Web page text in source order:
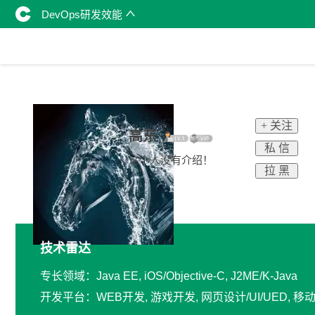
DevOps研发效能
高东
这个人没有介绍！
+ 关注
私 信
拉 黑
技术雷达
专长领域：Java EE, iOS/Objective-C, J2ME/K-Java
开发平台：WEB开发, 游戏开发, 网页设计/UI/UED, 移